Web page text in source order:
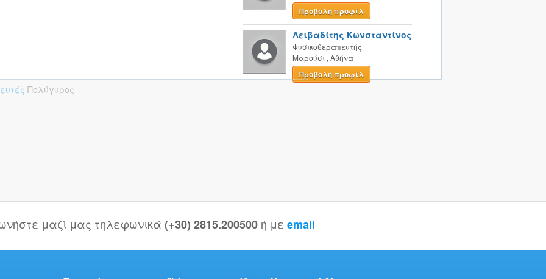
Προβολή προφίλ
Λειβαδίτης Κωνσταντίνος
Φυσικοθεραπευτής
Μαρούσι , Αθήνα
Προβολή προφίλ
Πολύγυρος
μαζί μας τηλεφωνικά (+30) 2815.200500 ή με email